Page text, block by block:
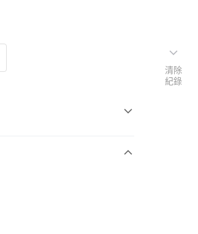
清除
紀錄